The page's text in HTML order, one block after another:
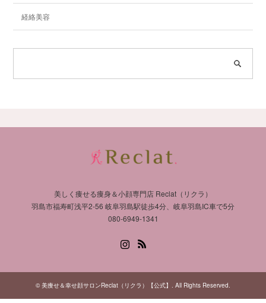
経絡美容
美しく痩せる痩身＆小顔専門店 Reclat（リクラ）
羽島市福寿町浅平2-56 岐阜羽島駅徒歩4分、岐阜羽島IC車で5分
080-6949-1341
© 美痩せ＆幸せ顔サロンReclat（リクラ）【公式】 . All Rights Reserved.